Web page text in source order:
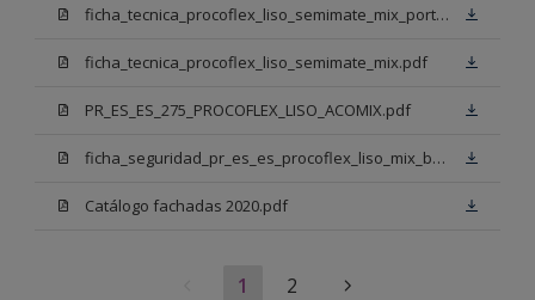
ficha_tecnica_procoflex_liso_semimate_mix_portugues.pdf
ficha_tecnica_procoflex_liso_semimate_mix.pdf
PR_ES_ES_275_PROCOFLEX_LISO_ACOMIX.pdf
ficha_seguridad_pr_es_es_procoflex_liso_mix_bb.pdf
Catálogo fachadas 2020.pdf
1 2